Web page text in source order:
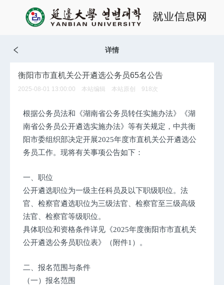
详情
衡阳市市直机关公开遴选公务员65名公告
2025-08-01 13:00:00 本站编辑 本站原创 918次
根据公务员法和《湖南省公务员转任实施办法》《湖
南省公务员公开遴选实施办法》等有关规定，中共衡
阳市委组织部决定开展2025年度市直机关公开遴选公
务员工作。现将有关事项公告如下：
一、职位
公开遴选职位为一级主任科员及以下职级职位。法
官、检察官遴选职位为三级法官、检察官至三级高级
法官、检察官等级职位。
具体职位和资格条件详见《2025年度衡阳市市直机关
公开遴选公务员职位表》（附件1）。
二、报名范围与条件
（一）报名范围